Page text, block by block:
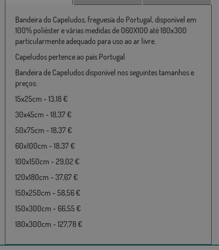
Bandeira do Capeludos, freguesia do Portugal, disponível em
100% poliéster e várias medidas de 060X100 até 180x300
particularmente adequado para uso ao ar livre.
Capeludos pertence ao país Portugal
Bandeira de Capeludos disponível nos seguintes tamanhos e
preços:
15x25cm - 13,18 €
30x45cm - 18,37 €
50x75cm - 18,37 €
60x100cm - 18,37 €
100x150cm - 29,02 €
120x180cm - 37,67 €
150x250cm - 58,56 €
150x300cm - 66,55 €
180x300cm - 127,78 €